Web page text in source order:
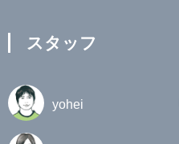
スタッフ
yohei